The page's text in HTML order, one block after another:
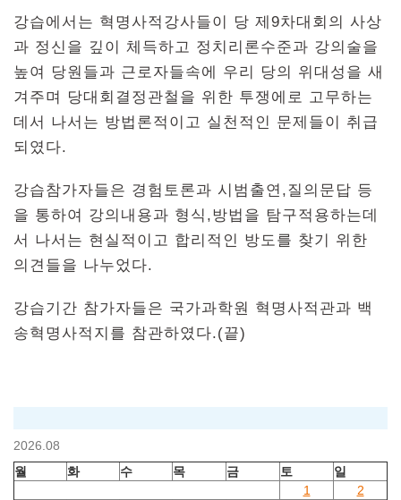
강습에서는 혁명사적강사들이 당 제9차대회의 사상
과 정신을 깊이 체득하고 정치리론수준과 강의술을
높여 당원들과 근로자들속에 우리 당의 위대성을 새
겨주며 당대회결정관철을 위한 투쟁에로 고무하는
데서 나서는 방법론적이고 실천적인 문제들이 취급
되였다.
강습참가자들은 경험토론과 시범출연,질의문답 등
을 통하여 강의내용과 형식,방법을 탐구적용하는데
서 나서는 현실적이고 합리적인 방도를 찾기 위한
의견들을 나누었다.
강습기간 참가자들은 국가과학원 혁명사적관과 백
송혁명사적지를 참관하였다.(끝)
2026.08
월
화 수 목 금 토
일
1
2